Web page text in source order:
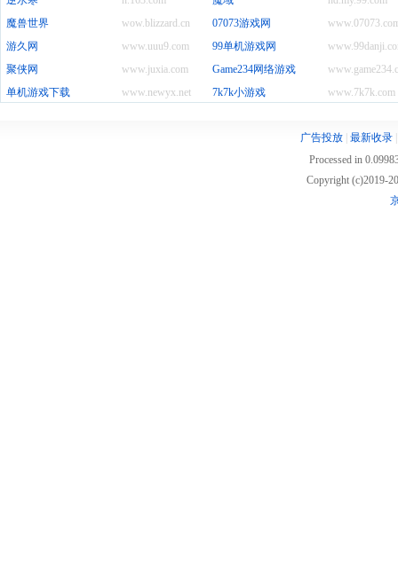
wow.blizzard.cn
魔兽世界
07073游戏网
www.uuu9.com
游久网
99单机游戏网
www.juxia.com
聚侠网
Game234网络游戏
www.newyx.net
单机游戏下载 www.7k7k.com
7k7k小游戏
广告投放 最新收录
Processed in
Copyright (c)2019-